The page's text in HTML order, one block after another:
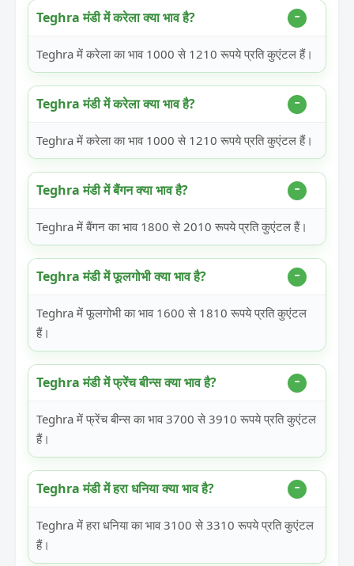
Teghra मंडी में करेला क्या भाव है?
Teghra में करेला का भाव 1000 से 1210 रूपये प्रति कुएंटल हैं।
Teghra मंडी में करेला क्या भाव है?
Teghra में करेला का भाव 1000 से 1210 रूपये प्रति कुएंटल हैं।
Teghra मंडी में बैंगन क्या भाव है?
Teghra में बैंगन का भाव 1800 से 2010 रूपये प्रति कुएंटल हैं।
Teghra मंडी में फूलगोभी क्या भाव है?
Teghra में फूलगोभी का भाव 1600 से 1810 रूपये प्रति कुएंटल
हैं।
Teghra मंडी में फ्रेंच बीन्स क्या भाव है?
Teghra में फ्रेंच बीन्स का भाव 3700 से 3910 रूपये प्रति कुएंटल
हैं।
Teghra मंडी में हरा धनिया क्या भाव है?
Teghra में हरा धनिया का भाव 3100 से 3310 रूपये प्रति कुएंटल
हैं।